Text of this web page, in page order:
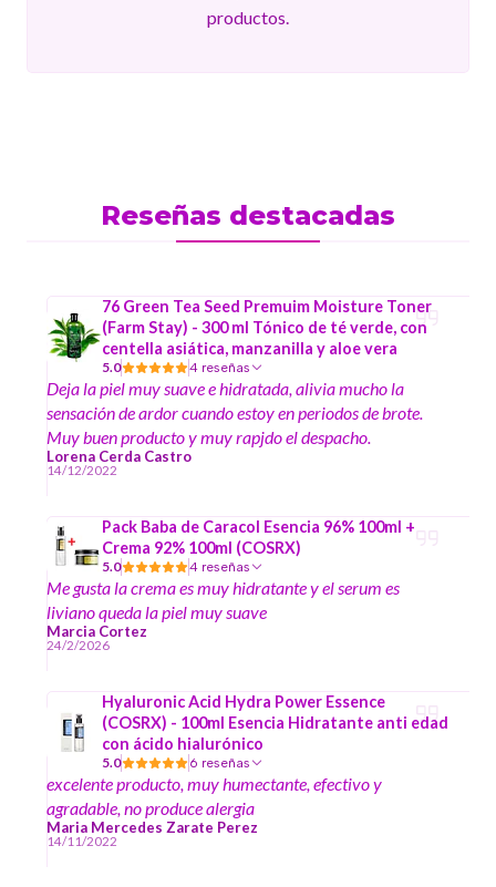
productos.
Reseñas destacadas
76 Green Tea Seed Premuim Moisture Toner
(Farm Stay) - 300 ml Tónico de té verde, con
centella asiática, manzanilla y aloe vera
5.0 4 reseñas
Deja la piel muy suave e hidratada, alivia mucho la
sensación de ardor cuando estoy en periodos de brote.
Muy buen producto y muy rapjdo el despacho.
Lorena Cerda Castro
14/12/2022
Pack Baba de Caracol Esencia 96% 100ml +
Crema 92% 100ml (COSRX)
5.0 4 reseñas
Me gusta la crema es muy hidratante y el serum es
liviano queda la piel muy suave
Marcia Cortez
24/2/2026
Hyaluronic Acid Hydra Power Essence
(COSRX) - 100ml Esencia Hidratante anti edad
con ácido hialurónico
5.0 6 reseñas
excelente producto, muy humectante, efectivo y
agradable, no produce alergia
Maria Mercedes Zarate Perez
14/11/2022